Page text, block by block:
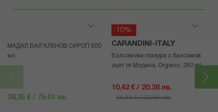
МАДАЛ БАЛ КЛЕНОВ СИРОП 500
мл
38,35 € / 75.01 лв.
10%
CARANDINI-ITALY
Балсамова глазура с балсамов
оцет от Модена, Organic, 250 ml
10,42 € / 20.38 лв.
11,58 € / 22.65 лв.